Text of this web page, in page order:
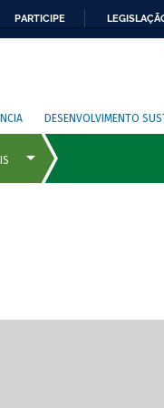
PARTICIPE
DESENVOLVIMENTO
de